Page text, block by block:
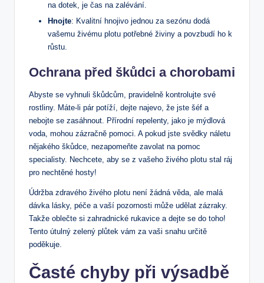
na dotek, je čas na zalévání.
Hnojte: Kvalitní hnojivo jednou za sezónu dodá
vašemu živému plotu potřebné živiny a povzbudí ho k
růstu.
Ochrana před škůdci a chorobami
Abyste se vyhnuli škůdcům, pravidelně kontrolujte své
rostliny. Máte-li pár potíží, dejte najevo, že jste šéf a
nebojte se zasáhnout. Přírodní repelenty, jako je mýdlová
voda, mohou zázračně pomoci. A pokud jste svědky náletu
nějakého škůdce, nezapomeňte zavolat na pomoc
specialisty. Nechcete, aby se z vašeho živého plotu stal ráj
pro nechtěné hosty!
Údržba zdravého živého plotu není žádná věda, ale malá
dávka lásky, péče a vaší pozornosti může udělat zázraky.
Takže oblečte si zahradnické rukavice a dejte se do toho!
Tento útulný zelený plůtek vám za vaši snahu určitě
poděkuje.
Časté chyby při výsadbě